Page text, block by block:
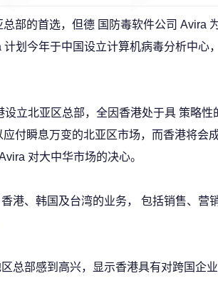
部的首选，但德 国防毒软件公司 Avira
划今年于中国设立计算机病毒分析中心
立北亚区总部，全因香港处于具 策略
付瞬息万变的北亚区市场，而香港将会
对大中华市场的决心。
港、韩国及台湾的业务， 包括销售、营
总部感到高兴，显示香港具有对跨国企